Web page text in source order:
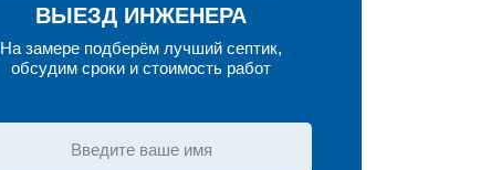
ВЫЕЗД ИНЖЕНЕРА
На замере подберём лучший септик,
обсудим сроки и стоимость работ